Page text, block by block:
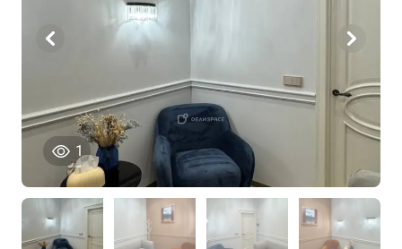
1 человек просматривали это объявление